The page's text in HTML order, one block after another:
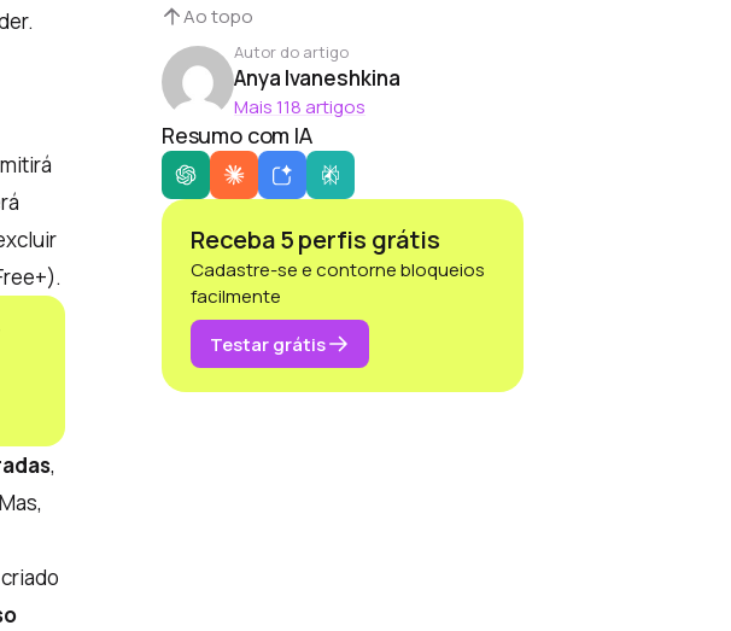
,
Ao topo
Autor do artigo
Anya Ivaneshkina
Mais 118 artigos
Resumo com IA
Receba 5 perfis grátis
Cadastre-se e contorne bloqueios
facilmente
Testar grátis